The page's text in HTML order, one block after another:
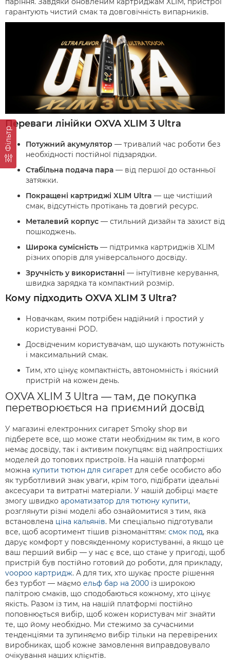
Фільтр
гарантують чистий смак та довговічність випарників.
Переваги лінійки OXVA XLIM 3 Ultra
Потужний акумулятор — тривалий час роботи без
необхідності постійної підзарядки.
Стабільна подача пара — від першої до останньої
затяжки.
Покращені картриджі XLIM Ultra — ще чистіший
смак, відсутність протікань та довгий ресурс.
Металевий корпус — стильний дизайн та захист від
пошкоджень.
Широка сумісність — підтримка картриджів XLIM
різних опорів для універсального досвіду.
Зручність у використанні — інтуїтивне керування,
швидка зарядка та компактний розмір.
Кому підходить OXVA XLIM 3 Ultra?
Новачкам, яким потрібен надійний і простий у
користуванні POD.
Досвідченим користувачам, що шукають потужність
і максимальний смак.
Тим, хто цінує компактність, автономність і якісний
пристрій на кожен день.
OXVA XLIM 3 Ultra — там, де покупка
перетворюється на приємний досвід
У магазині електронних сигарет Smoky shop ви
підберете все, що може стати необхідним як тим, в кого
немає досвіду, так і активим покупцям: від найпростіших
моделей до топових пристроїв. На нашій платформі
можна купити тютюн для сигарет для себе особисто або
як турботливий знак уваги, крім того, підібрати ідеальні
аксесуари та витратні матеріали. У нашій добірці маєте
змогу швидко ароматизатор для тютюну купити,
розглянути різні моделі або ознайомитися з тим, яка
встановлена ціна кальянів. Ми спеціально підготували
все, щоб асортимент тішив різноманіттям: смок под, яка
дарує комфорт у повсякденному користуванні, а якщо це
ваш перший вибір — у нас є все, що стане у пригоді, щоб
пристрій був постійно готовий до роботи, для прикладу,
voopoo картридж. А для тих, хто шукає просте рішення
без турбот — маємо ельф бар на 2000 із широкою
палітрою смаків, що сподобаються кожному, хто цінує
якість. Разом із тим, на нашій платформі постійно
поповнюється вибір, щоб кожен користувач міг знайти
те, що йому необхідно. Ми стежимо за сучасними
тенденціями та зупиняємо вибір тільки на перевірених
виробниках, щоб кожне замовлення виправдовувало
очікування наших клієнтів.